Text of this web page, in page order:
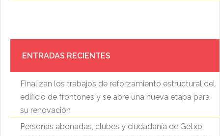
ENTRADAS RECIENTES
Finalizan los trabajos de reforzamiento estructural del
edificio de frontones y se abre una nueva etapa para
su renovación
Personas abonadas, clubes y ciudadanía de Getxo